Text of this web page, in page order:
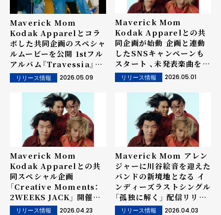
Maverick Mom
Kodak Apparelとコラ
ボした共同企画のスペシャ
ルムービーを公開 1stフル
アルバム『Travessia』収
録曲「G.A.P.P.A」を使用
リリース情報 2026.05.09
Maverick Mom
Kodak Apparelとの共
同企画が始動 企画と連動
したSNSキャンペーンも
スタート 、未発表楽曲を使
用したティザー映像も公開
リリース情報 2026.05.01
Maverick Mom
Kodak Apparelとの共
同スペシャル企画
「Creative Moments：
2WEEKS JACK」 開催決
定リリース情報 2026.04.23
Maverick Mom アレン
ジャーに川谷絵音を迎えた
バンドの新境地となる イ
ンディーズラストシングル
「孤独に解く」 配信リリー
ス&MV公開
リリース情報 2026.04.03